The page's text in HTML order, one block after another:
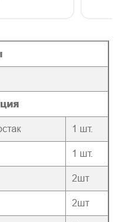
1 шт.
1 шт.
2шт
2шт